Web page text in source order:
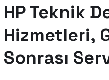
HP Teknik
Hizmetleri,
Sonrası